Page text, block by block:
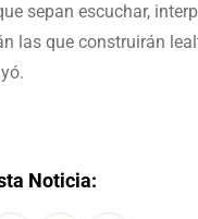
sepan escuchar,
las que construirán
Noticia: